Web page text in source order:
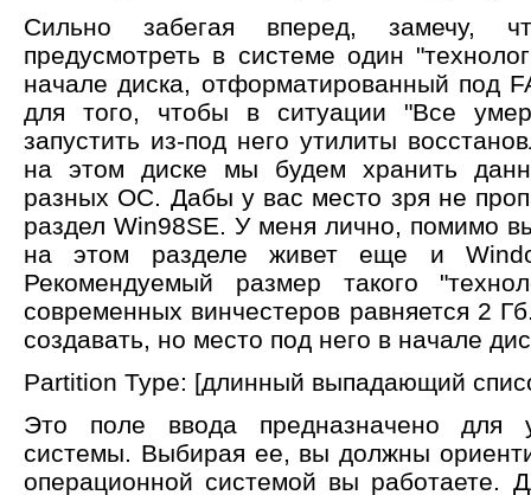
Сильно забегая вперед, замечу,
предусмотреть в системе один
начале диска, отформатированный под
для того, чтобы в ситуации "Все
запустить из-под него утилиты
на этом диске мы будем хранить
разных ОС. Дабы у вас место зря не
раздел Win98SE. У меня лично, помимо
на этом разделе живет еще и
Рекомендуемый размер такого
современных винчестеров равняется 2
создавать, но место под него в начале
Partition Type: [длинный выпадающий
Это поле ввода предназначено для
системы. Выбирая ее, вы должны
операционной системой вы работаете.